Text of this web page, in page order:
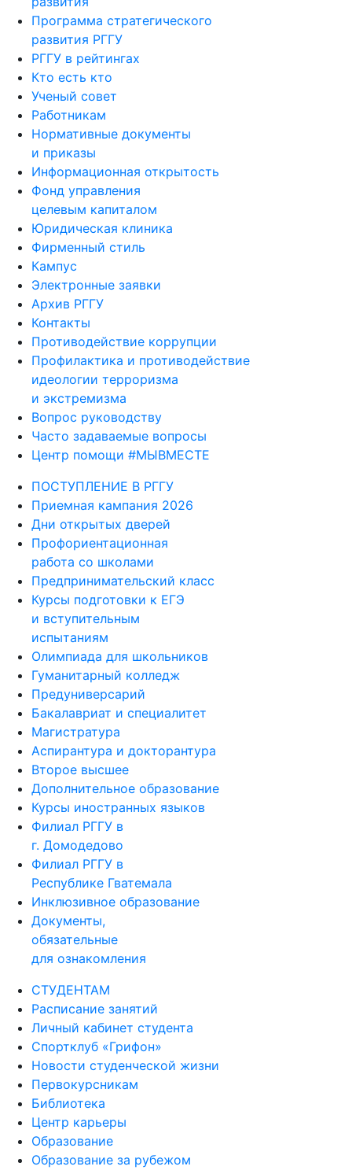
развития
Программа стратегического
развития РГГУ
РГГУ в рейтингах
Кто есть кто
Ученый совет
Работникам
Нормативные документы
и приказы
Информационная открытость
Фонд управления
целевым капиталом
Юридическая клиника
Фирменный стиль
Кампус
Электронные заявки
Архив РГГУ
Контакты
Противодействие коррупции
Профилактика и противодействие
идеологии терроризма
и экстремизма
Вопрос руководству
Часто задаваемые вопросы
ПОСТУПЛЕНИЕ В РГГУ
Приемная кампания 2026
Дни открытых дверей
Профориентационная
работа со школами
Предпринимательский класс
Курсы подготовки к ЕГЭ
и вступительным
испытаниям
Олимпиада для школьников
Гуманитарный колледж
Предуниверсарий
Бакалавриат и специалитет
Магистратура
Аспирантура и докторантура
Второе высшее
Дополнительное образование
Курсы иностранных языков
Филиал РГГУ в
г. Домодедово
Филиал РГГУ в
Республике Гватемала
Инклюзивное образование
Документы,
обязательные
СТУДЕНТАМ
Расписание занятий
Личный кабинет студента
Спортклуб «Грифон»
Новости студенческой жизни
Первокурсникам
Библиотека
Центр карьеры
Образование